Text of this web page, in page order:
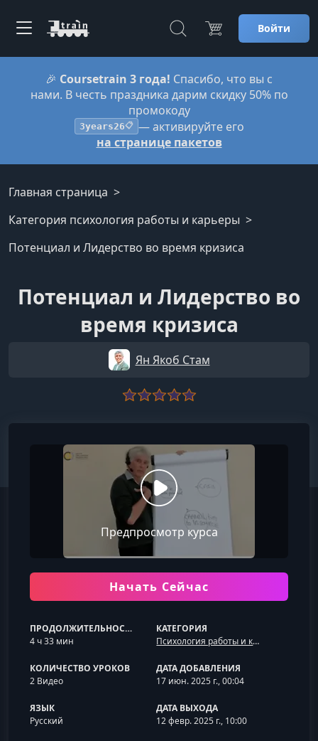
Войти
🎉 Coursetrain 3 года! Спасибо, что вы с
нами. В честь праздника дарим скидку 50% по
промокоду
3years26📋 — активируйте его
на странице пакетов
Главная страница
Категория психология работы и карьеры
Потенциал и Лидерство во время кризиса
Потенциал и Лидерство во
время кризиса
Ян Якоб Стам
Предпросмотр курса
Начать Сейчас
ПРОДОЛЖИТЕЛЬНОСТЬ
4 ч 33 мин
КАТЕГОРИЯ
Психология работы и карьеры
КОЛИЧЕСТВО УРОКОВ
2 Видео
ДАТА ДОБАВЛЕНИЯ
17 июн. 2025 г., 00:04
ЯЗЫК
Русский
ДАТА ВЫХОДА
12 февр. 2025 г., 10:00